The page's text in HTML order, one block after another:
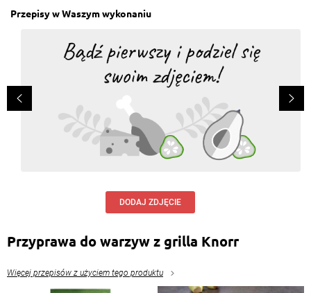
Przepisy w Waszym wykonaniu
DODAJ ZDJĘCIE
Przyprawa do warzyw z grilla Knorr
Więcej przepisów z użyciem tego produktu